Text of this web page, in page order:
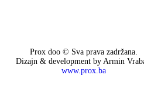
Prox doo © Sva prava zadržana.
Dizajn & development by Armin
www.prox.ba